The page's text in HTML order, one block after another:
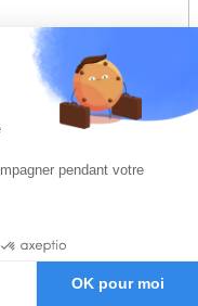
pendant votre
OK pour moi